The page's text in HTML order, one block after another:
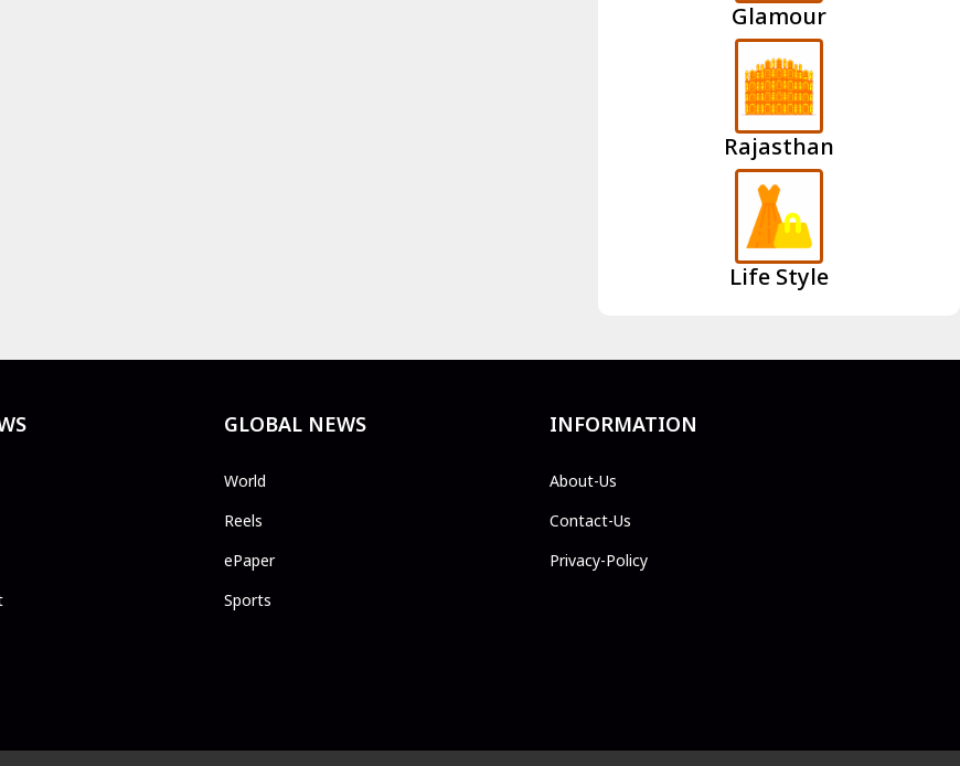
Glamour
Rajasthan
Life Style
GLOBAL NEWS
World
Reels
ePaper
Sports
INFORMATION
About-Us
Contact-Us
Privacy-Policy